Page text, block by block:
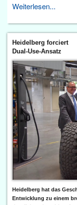
Weiterlesen...
Heidelberg forciert
Dual-Use-Ansatz
Heidelberg hat das
Entwicklung zu einem